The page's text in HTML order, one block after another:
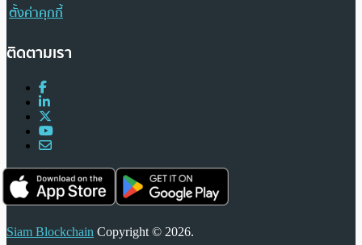
ตั้งค่าคุกกี้
ติดตามเรา
Siam Blockchain Copyright © 2026.